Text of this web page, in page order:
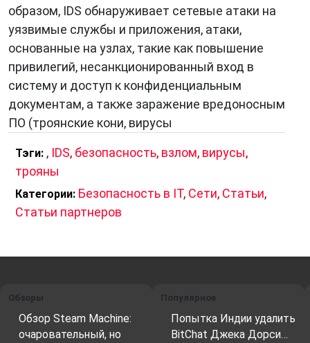
образом, IDS обнаруживает сетевые атаки на
уязвимые службы и приложения, атаки,
основанные на узлах, такие как повышение
привилегий, несанкционированный вход в
систему и доступ к конфиденциальным
документам, а также заражение вредоносным
ПО (троянские кони, вирусы
Тэги: , IDS, безопасность, взлом, вирусы,
трояны
Категории: Безопасность в IT, Сети, Статьи,
Статьи партнеров
Обзоры
Обзор Steam Machine:
очаровательный, но
Популярное
Попытка Индии удалить
BitChat Джека Дорси…